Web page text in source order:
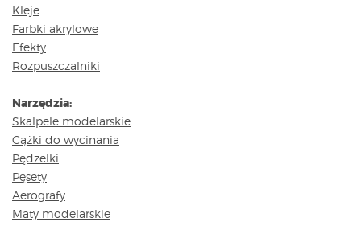
Kleje
Farbki akrylowe
Efekty
Rozpuszczalniki
Narzędzia:
Skalpele modelarskie
Cążki do wycinania
Pędzelki
Pęsety
Aerografy
Maty modelarskie